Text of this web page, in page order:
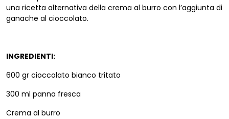
una ricetta alternativa della crema al burro con l’aggiunta di
ganache al cioccolato.
INGREDIENTI:
600 gr cioccolato bianco tritato
300 ml panna fresca
Crema al burro